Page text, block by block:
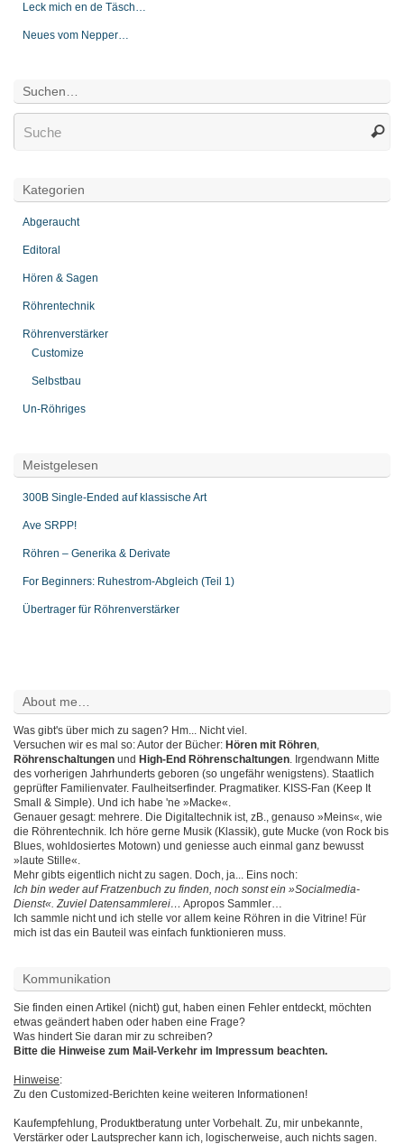
Leck mich en de Täsch…
Neues vom Nepper…
Suchen…
Kategorien
Abgeraucht
Editoral
Hören & Sagen
Röhrentechnik
Röhrenverstärker
Customize
Selbstbau
Un-Röhriges
Meistgelesen
300B Single-Ended auf klassische Art
Ave SRPP!
Röhren – Generika & Derivate
For Beginners: Ruhestrom-Abgleich (Teil 1)
Übertrager für Röhrenverstärker
About me…
Was gibt's über mich zu sagen? Hm... Nicht viel.
Versuchen wir es mal so: Autor der Bücher: Hören mit Röhren,
Röhrenschaltungen und High-End Röhrenschaltungen. Irgendwann Mitte
des vorherigen Jahrhunderts geboren (so ungefähr wenigstens). Staatlich
geprüfter Familienvater. Faulheitserfinder. Pragmatiker. KISS-Fan (Keep It
Small & Simple). Und ich habe 'ne »Macke«.
Genauer gesagt: mehrere. Die Digitaltechnik ist, zB., genauso »Meins«, wie
die Röhrentechnik. Ich höre gerne Musik (Klassik), gute Mucke (von Rock bis
Blues, wohldosiertes Motown) und geniesse auch einmal ganz bewusst
»laute Stille«.
Mehr gibts eigentlich nicht zu sagen. Doch, ja... Eins noch:
Ich bin weder auf Fratzenbuch zu finden, noch sonst ein »Socialmedia-
Dienst«. Zuviel Datensammlerei… Apropos Sammler…
Ich sammle nicht und ich stelle vor allem keine Röhren in die Vitrine! Für
mich ist das ein Bauteil was einfach funktionieren muss.
Kommunikation
Sie finden einen Artikel (nicht) gut, haben einen Fehler entdeckt, möchten
etwas geändert haben oder haben eine Frage?
Was hindert Sie daran mir zu schreiben?
Bitte die Hinweise zum Mail-Verkehr im Impressum beachten.
Hinweise:
Zu den Customized-Berichten keine weiteren Informationen!
Kaufempfehlung, Produktberatung unter Vorbehalt. Zu, mir unbekannte,
Verstärker oder Lautsprecher kann ich, logischerweise, auch nichts sagen.